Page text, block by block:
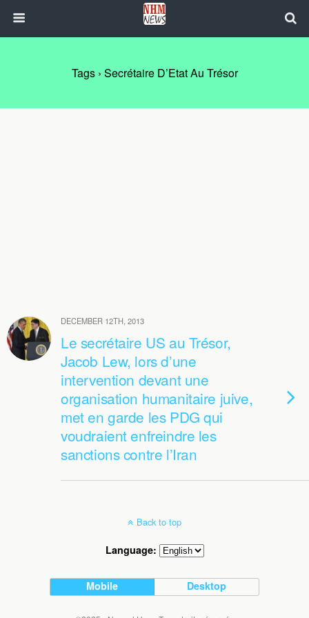
Tags › Secrétaire D’Etat Au Trésor
DECEMBER 12TH, 2013
Le secrétaire US au Trésor,
Jacob Lew, lors d’une
intervention devant une
organisation humanitaire juive,
met en garde les PDG qui
voudraient enfreindre les
sanctions contre l’Iran
Back to top
Language:
Mobile Desktop